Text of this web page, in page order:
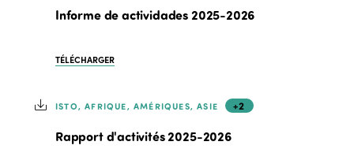
Informe de actividades 2025-2026
TÉLÉCHARGER
ISTO, AFRIQUE, AMÉRIQUES, ASIE +2
Rapport d'activités 2025-2026